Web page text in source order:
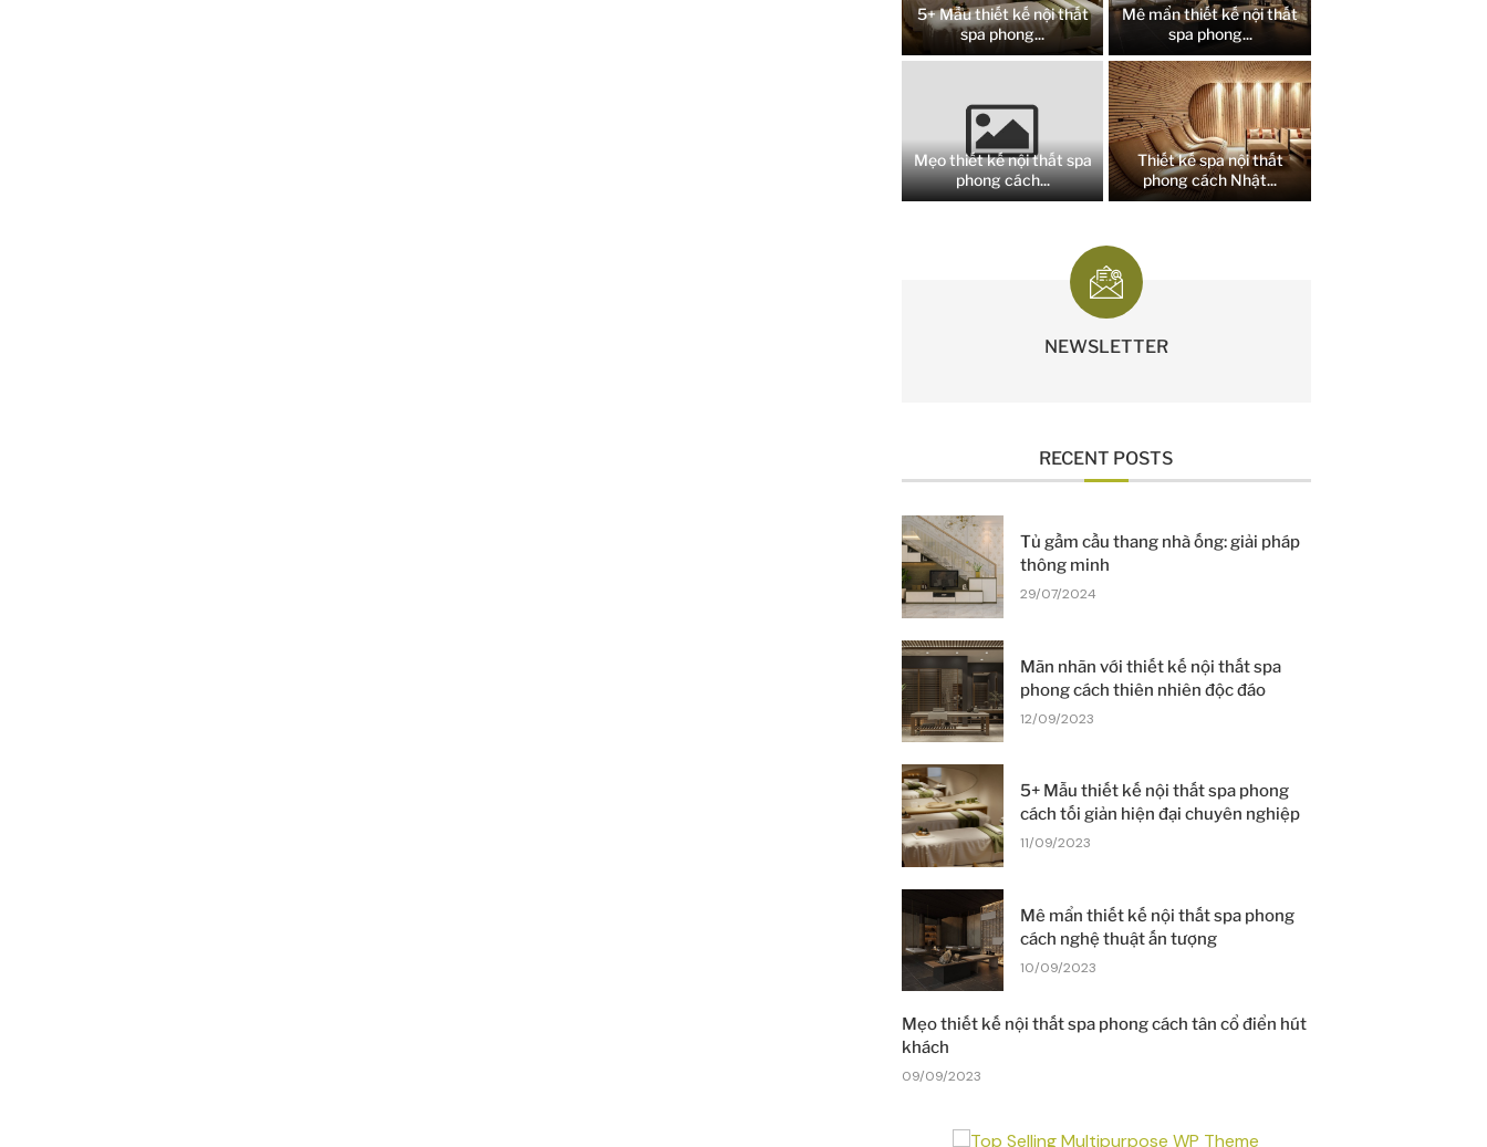
5+ Mẫu thiết kế nội thất
spa phong...
Mê mẩn thiết kế nội thất
spa phong...
Mẹo thiết kế nội thất spa
phong cách...
Thiết kế spa nội thất
phong cách Nhật...
NEWSLETTER
RECENT POSTS
Tủ gầm cầu thang nhà ống: giải pháp
thông minh
29/07/2024
Mãn nhãn với thiết kế nội thất spa
phong cách thiên nhiên độc đáo
12/09/2023
5+ Mẫu thiết kế nội thất spa phong
cách tối giản hiện đại chuyên nghiệp
11/09/2023
Mê mẩn thiết kế nội thất spa phong
cách nghệ thuật ấn tượng
10/09/2023
Mẹo thiết kế nội thất spa phong cách tân cổ điển hút
khách
09/09/2023